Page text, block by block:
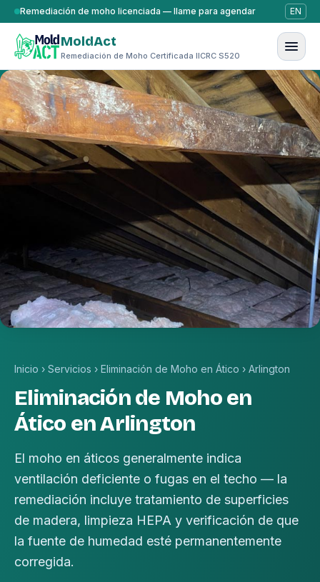
Saltar al contenido
Remediación de moho licenciada — llame para agendar EN
MoldAct
Remediación de Moho Certificada IICRC S520
Inicio › Servicios › Eliminación de Moho en Ático › Arlington
Eliminación de Moho en
Ático en Arlington
El moho en áticos generalmente indica
ventilación deficiente o fugas en el techo — la
remediación incluye tratamiento de superficies
de madera, limpieza HEPA y verificación de que
la fuente de humedad esté permanentemente
corregida.